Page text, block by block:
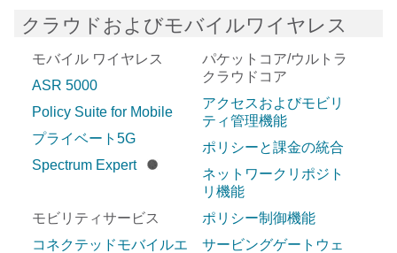
クラウドおよびモバイルワイヤレス
モバイル ワイヤレス
ASR 5000
Policy Suite for Mobile
プライベート5G
Spectrum Expert
モビリティサービス
コネクテッドモバイルエ
パケットコア/ウルトラ
クラウドコア
アクセスおよびモビリ
ティ管理機能
ポリシーと課金の統合
ネットワークリポジト
リ機能
ポリシー制御機能
サービングゲートウェ